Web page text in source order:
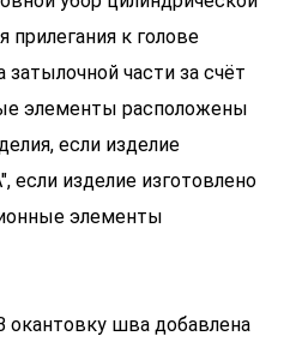
к голове
затылочной части за счёт
элементы расположены
если изделие
если изделие изготовлено
элементы
шва добавлена